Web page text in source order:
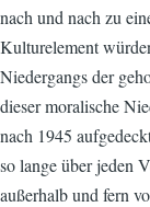
nach und nach zu
Kulturelement
Niedergangs der
dieser moralische
nach 1945
so lange über jeden
außerhalb und fern